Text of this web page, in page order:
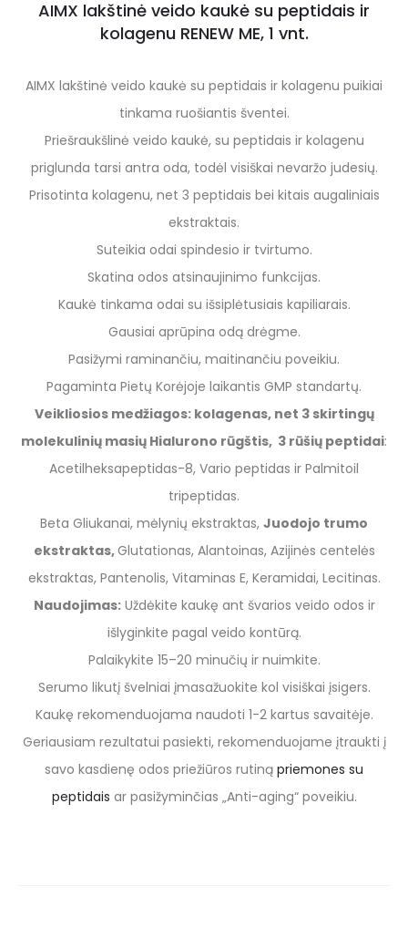
AIMX lakštinė veido kaukė su peptidais ir
kolagenu RENEW ME, 1 vnt.
AIMX lakštinė veido kaukė su peptidais ir kolagenu puikiai
tinkama ruošiantis šventei.
Priešraukšlinė veido kaukė, su peptidais ir kolagenu
priglunda tarsi antra oda, todėl visiškai nevaržo judesių.
Prisotinta kolagenu, net 3 peptidais bei kitais augaliniais
ekstraktais.
Suteikia odai spindesio ir tvirtumo.
Skatina odos atsinaujinimo funkcijas.
Kaukė tinkama odai su išsiplėtusiais kapiliarais.
Gausiai aprūpina odą drėgme.
Pasižymi raminančiu, maitinančiu poveikiu.
Pagaminta Pietų Korėjoje laikantis GMP standartų.
Veikliosios medžiagos: kolagenas, net 3 skirtingų
molekulinių masių Hialurono rūgštis, 3 rūšių peptidai:
Acetilheksapeptidas-8, Vario peptidas ir Palmitoil
tripeptidas.
Beta Gliukanai, mėlynių ekstraktas, Juodojo trumo
ekstraktas,Glutationas, Alantoinas, Azijinės centelės
ekstraktas, Pantenolis, Vitaminas E, Keramidai, Lecitinas.
Naudojimas:Uždėkite kaukę ant švarios veido odos ir
išlyginkite pagal veido kontūrą.
Palaikykite 15–20 minučių ir nuimkite.
Serumo likutį švelniai įmasažuokite kol visiškai įsigers.
Kaukę rekomenduojama naudoti 1-2 kartus savaitėje.
Geriausiam rezultatui pasiekti, rekomenduojame įtraukti į
savo kasdienę odos priežiūros rutiną priemones su
peptidais ar pasižyminčias „Anti-aging“ poveikiu.